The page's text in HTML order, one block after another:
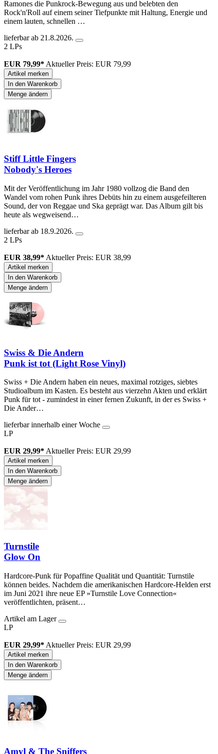
Ramones die Punkrock-Bewegung aus und belebten den
Rock'n'Roll auf einem seiner Tiefpunkte mit Haltung, Energie und
einem lauten, schnellen …
lieferbar ab 21.8.2026.
2 LPs
EUR 79,99* Aktueller Preis: EUR 79,99
Artikel merken
In den Warenkorb
Menge ändern
Stiff Little Fingers
Nobody's Heroes
Mit der Veröffentlichung im Jahr 1980 vollzog die Band den
Wandel vom rohen Punk ihres Debüts hin zu einem ausgefeilteren
Sound, der von Reggae und Ska geprägt war. Das Album gilt bis
heute als wegweisend…
lieferbar ab 18.9.2026.
2 LPs
EUR 38,99* Aktueller Preis: EUR 38,99
Artikel merken
In den Warenkorb
Menge ändern
Swiss & Die Andern
Punk ist tot (Light Rose Vinyl)
Swiss + Die Andern haben ein neues, maximal rotziges, siebtes
Studioalbum im Kasten. Es besteht aus vierzehn Akten und erklärt
Punk für tot - zumindest in einer fernen Zukunft, in der es Swiss +
Die Ander…
lieferbar innerhalb einer Woche
LP
EUR 29,99*Aktueller Preis: EUR 29,99
Artikel merken
In den Warenkorb
Menge ändern
Turnstile
Glow On
Hardcore-Punk für Popaffine Qualität und Quantität: Turnstile
können beides. Nachdem die amerikanischen Hardcore-Helden erst
im Juni 2021 ihre neue EP »Turnstile Love Connection«
veröffentlichten, präsent…
Artikel am Lager
LP
EUR 29,99* Aktueller Preis: EUR 29,99
Artikel merken
In den Warenkorb
Menge ändern
Amyl & The Sniffers